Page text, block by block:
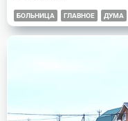
БОЛЬНИЦА ГЛАВНОЕ ДУМА